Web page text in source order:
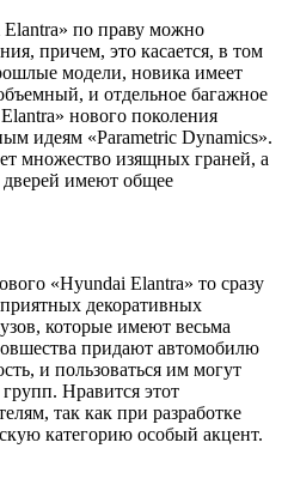
по праву можно
причем, это касается, в том
модели, новика имеет
и отдельное багажное
нового поколения
идеям «Parametric Dynamics».
множество изящных граней, а
имеют общее
«Hyundai Elantra» то сразу
приятных декоративных
которые имеют весьма
придают автомобилю
и пользоваться им могут
Нравится этот
так как при разработке
категорию особый акцент.